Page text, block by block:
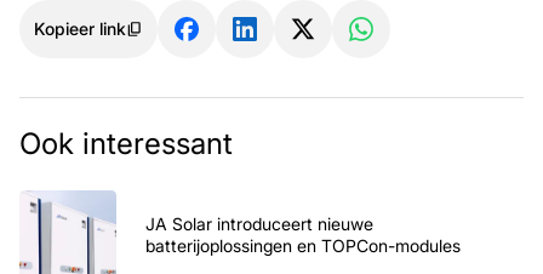
Kopieer link
Ook interessant
JA Solar introduceert nieuwe
batterijoplossingen en TOPCon-modules